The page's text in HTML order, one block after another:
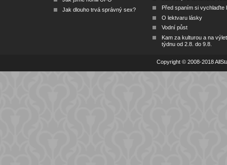
Jak dlouho trvá správný sex?
Před spaním si vychlaďte
O lektvaru lásky
Vodní půst
Kam za kulturou a na
týdnu od 2.8. do 9.8.
Copyright © 2008-2018